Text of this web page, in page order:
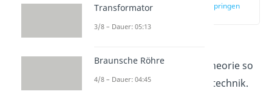
zur Stelle im Video springen
mathematische Graphentheorie so
interessant für die Elektrotechnik.
Transformator
3/8 – Dauer: 05:13
Braunsche Röhre
4/8 – Dauer: 04:45